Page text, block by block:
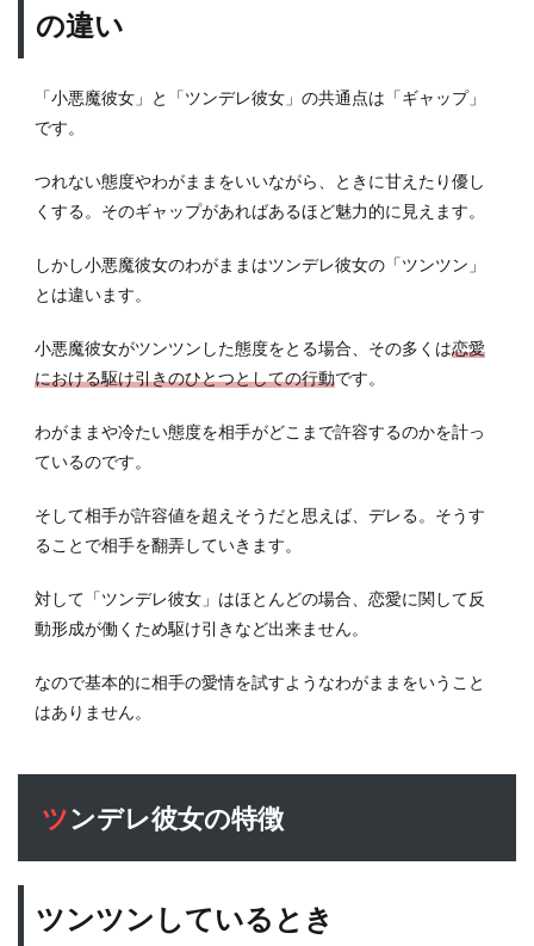
の違い
「小悪魔彼女」と「ツンデレ彼女」の共通点は「ギャップ」
です。
つれない態度やわがままをいいながら、ときに甘えたり優し
くする。そのギャップがあればあるほど魅力的に見えます。
しかし小悪魔彼女のわがままはツンデレ彼女の「ツンツン」
とは違います。
小悪魔彼女がツンツンした態度をとる場合、その多くは恋愛
における駆け引きのひとつとしての行動です。
わがままや冷たい態度を相手がどこまで許容するのかを計っ
ているのです。
そして相手が許容値を超えそうだと思えば、デレる。そうす
ることで相手を翻弄していきます。
対して「ツンデレ彼女」はほとんどの場合、恋愛に関して反
動形成が働くため駆け引きなど出来ません。
なので基本的に相手の愛情を試すようなわがままをいうこと
はありません。
ツンデレ彼女の特徴
ツンツンしているとき